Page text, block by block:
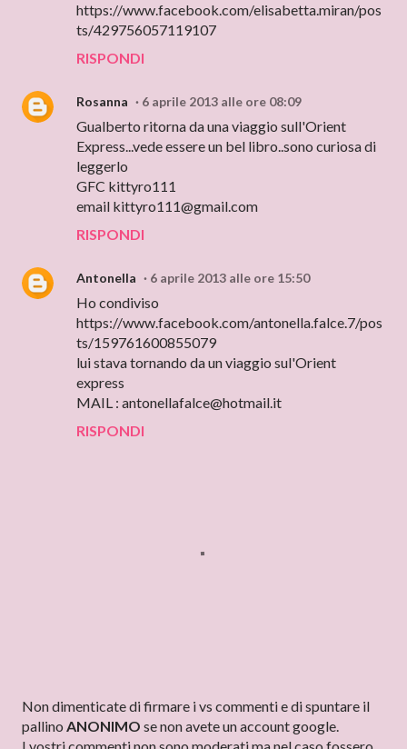
https://www.facebook.com/elisabetta.miran/pos
ts/429756057119107
RISPONDI
Rosanna 6 aprile 2013 alle ore 08:09
Gualberto ritorna da una viaggio sull'Orient
Express...vede essere un bel libro..sono curiosa di
leggerlo
GFC kittyro111
email kittyro111@gmail.com
RISPONDI
Antonella 6 aprile 2013 alle ore 15:50
Ho condiviso
https://www.facebook.com/antonella.falce.7/pos
ts/159761600855079
lui stava tornando da un viaggio sul'Orient
express
MAIL : antonellafalce@hotmail.it
RISPONDI
P
o
Non dimenticate di firmare i vs commenti e di spuntare il
pallino ANONIMO se non avete un account google.